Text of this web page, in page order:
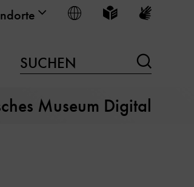
Sprache wählen
Leichte Sprache
SUCHEN
Museum Digital